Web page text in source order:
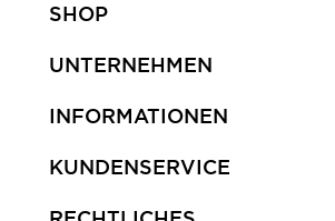
SHOP
UNTERNEHMEN
INFORMATIONEN
KUNDENSERVICE